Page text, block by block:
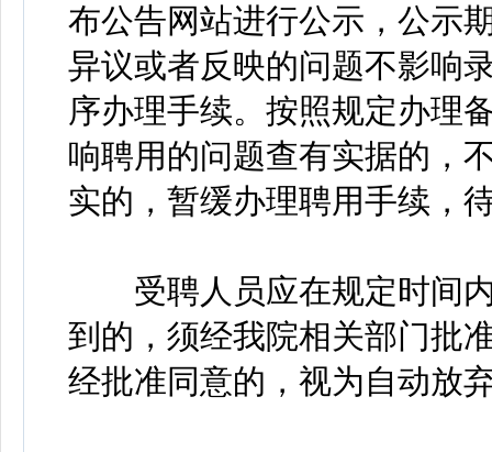
布公告网站进行公示，公示
异议或者反映的问题不影响
序办理手续。按照规定办理
响聘用的问题查有实据的，
实的，暂缓办理聘用手续，
受聘人员应在规定时间内
到的，须经我院相关部门批
经批准同意的，视为自动放